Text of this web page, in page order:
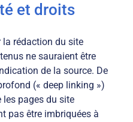
rédaction du site
ne sauraient être
de la source. De
(« deep linking »)
les pages du site
pas être imbriquées à